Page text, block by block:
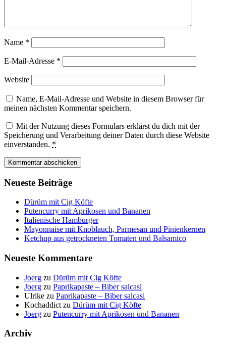
Name *
E-Mail-Adresse *
Website
Name, E-Mail-Adresse und Website in diesem Browser für
meinen nächsten Kommentar speichern.
Mit der Nutzung dieses Formulars erklärst du dich mit der
Speicherung und Verarbeitung deiner Daten durch diese Website
einverstanden. *
Neueste Beiträge
Dürüm mit Cig Köfte
Putencurry mit Aprikosen und Bananen
Italienische Hamburger
Mayonnaise mit Knoblauch, Parmesan und Pinienkernen
Ketchup aus getrockneten Tomaten und Balsamico
Neueste Kommentare
Joerg zu Dürüm mit Cig Köfte
Joerg zu Paprikapaste – Biber salcasi
Ulrike zu Paprikapaste – Biber salcasi
Kochaddict zu Dürüm mit Cig Köfte
Joerg zu Putencurry mit Aprikosen und Bananen
Archiv